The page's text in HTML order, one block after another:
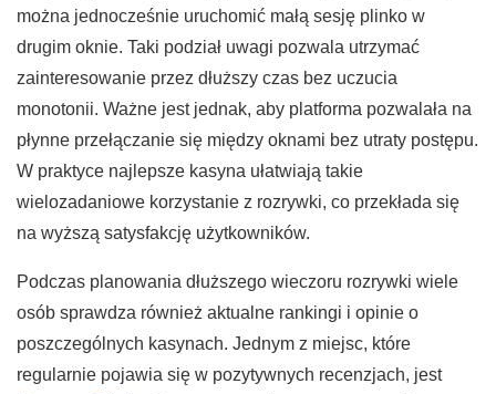
można jednocześnie uruchomić małą sesję plinko w
drugim oknie. Taki podział uwagi pozwala utrzymać
zainteresowanie przez dłuższy czas bez uczucia
monotonii. Ważne jest jednak, aby platforma pozwalała na
płynne przełączanie się między oknami bez utraty postępu.
W praktyce najlepsze kasyna ułatwiają takie
wielozadaniowe korzystanie z rozrywki, co przekłada się
na wyższą satysfakcję użytkowników.
Podczas planowania dłuższego wieczoru rozrywki wiele
osób sprawdza również aktualne rankingi i opinie o
poszczególnych kasynach. Jednym z miejsc, które
regularnie pojawia się w pozytywnych recenzjach, jest